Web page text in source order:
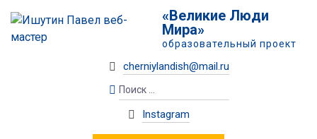
«Великие Люди
Мира»
образовательный проект
cherniylandish@mail.ru
Instagram